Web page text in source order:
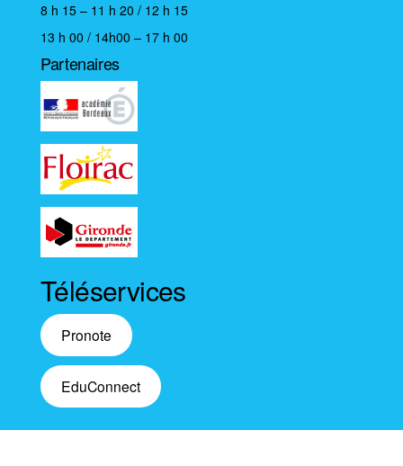
8 h 15 – 11 h 20 / 12 h 15
13 h 00 / 14h00 – 17 h 00
Partenaires
Téléservices
Pronote
EduConnect